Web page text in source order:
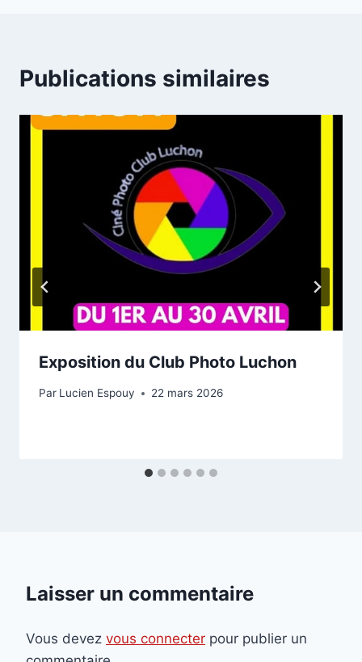
Publications similaires
Exposition du Club Photo Luchon
Par Lucien Espouy 22 mars 2026
Laisser un commentaire
Vous devez vous connecter pour publier un